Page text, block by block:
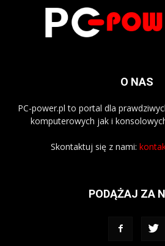
O NAS
PC-power.pl to portal dla
komputerowych jak i
Skontaktuj się z nami:
PODĄŻAJ ZA